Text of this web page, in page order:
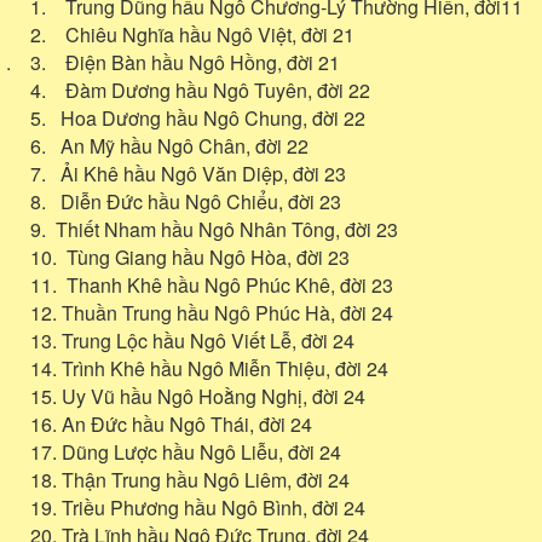
1. Trung Dũng hầu Ngô Chương-Lý Thường Hiến, đời11
2. Chiêu Nghĩa hầu Ngô Việt, đời 21
. 3. Điện Bàn hầu Ngô Hồng, đời 21
4. Đàm Dương hầu Ngô Tuyên, đời 22
5. Hoa Dương hầu Ngô Chung, đời 22
6. An Mỹ hầu Ngô Chân, đời 22
7. Ải Khê hầu Ngô Văn Diệp, đời 23
8. Diễn Đức hầu Ngô Chiểu, đời 23
9. Thiết Nham hầu Ngô Nhân Tông, đời 23
10. Tùng Giang hầu Ngô Hòa, đời 23
11. Thanh Khê hầu Ngô Phúc Khê, đời 23
12. Thuần Trung hầu Ngô Phúc Hà, đời 24
13. Trung Lộc hầu Ngô Viết Lễ, đời 24
14. Trình Khê hầu Ngô Miễn Thiệu, đời 24
15. Uy Vũ hầu Ngô Hoằng Nghị, đời 24
16. An Đức hầu Ngô Thái, đời 24
17. Dũng Lược hầu Ngô Liễu, đời 24
18. Thận Trung hầu Ngô Liêm, đời 24
19. Triều Phương hầu Ngô Bình, đời 24
20. Trà Lĩnh hầu Ngô Đức Trung, đời 24